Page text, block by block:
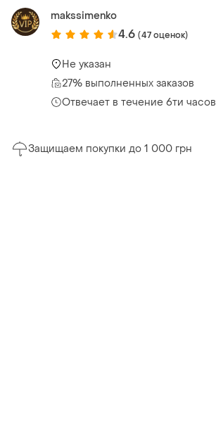
makssimenko
4.6 (47 оценок)
Не указан
27% выполненных заказов
Отвечает в течение 6ти часов
Защищаем покупки до 1 000 грн